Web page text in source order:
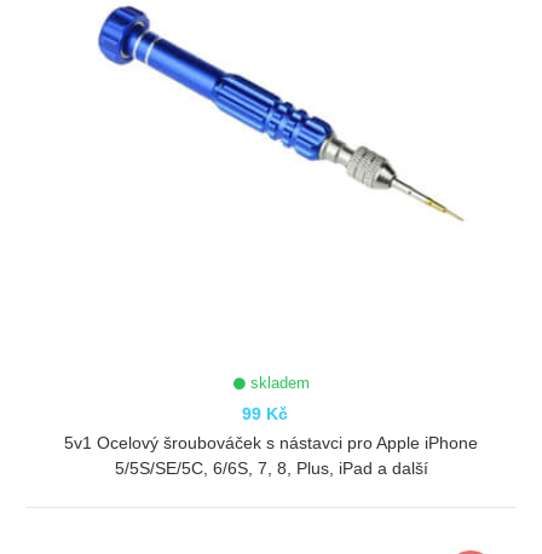
skladem
99 Kč
5v1 Ocelový šroubováček s nástavci pro Apple iPhone
5/5S/SE/5C, 6/6S, 7, 8, Plus, iPad a další